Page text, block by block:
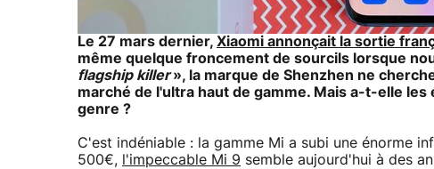
Le 27 mars dernier, Xiaomi annonçait la sortie
même quelque froncement de sourcils lorsque
flagship killer», la marque de Shenzhen ne
marché de l'ultra haut de gamme. Mais a-t-elle
genre ?
C'est indéniable : la gamme Mi a subi une énorme
500€,
l'impeccable Mi 9 semble aujourd'hui à des